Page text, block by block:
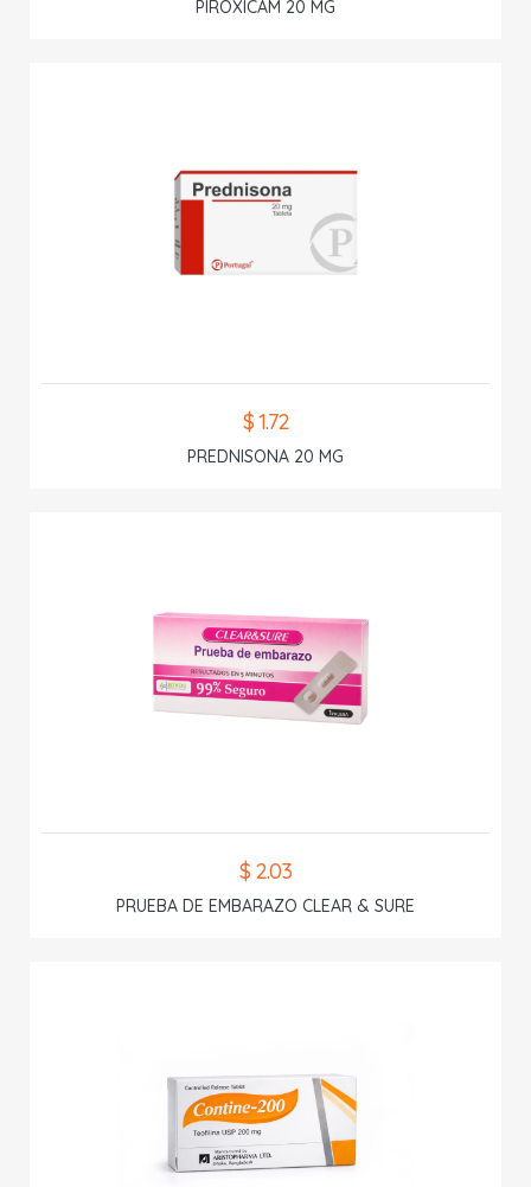
PIROXICAM 20 MG
$ 1.72
PREDNISONA 20 MG
$ 2.03
PRUEBA DE EMBARAZO CLEAR & SURE